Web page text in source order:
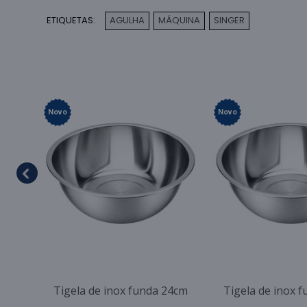
ETIQUETAS: AGULHA MÁQUINA SINGER
Novo
Tigela de inox funda 24cm
Novo
Tigela de inox